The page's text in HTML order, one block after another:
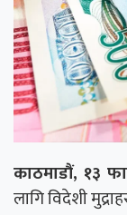
काठमाडौं, १३
लागि विदेशी